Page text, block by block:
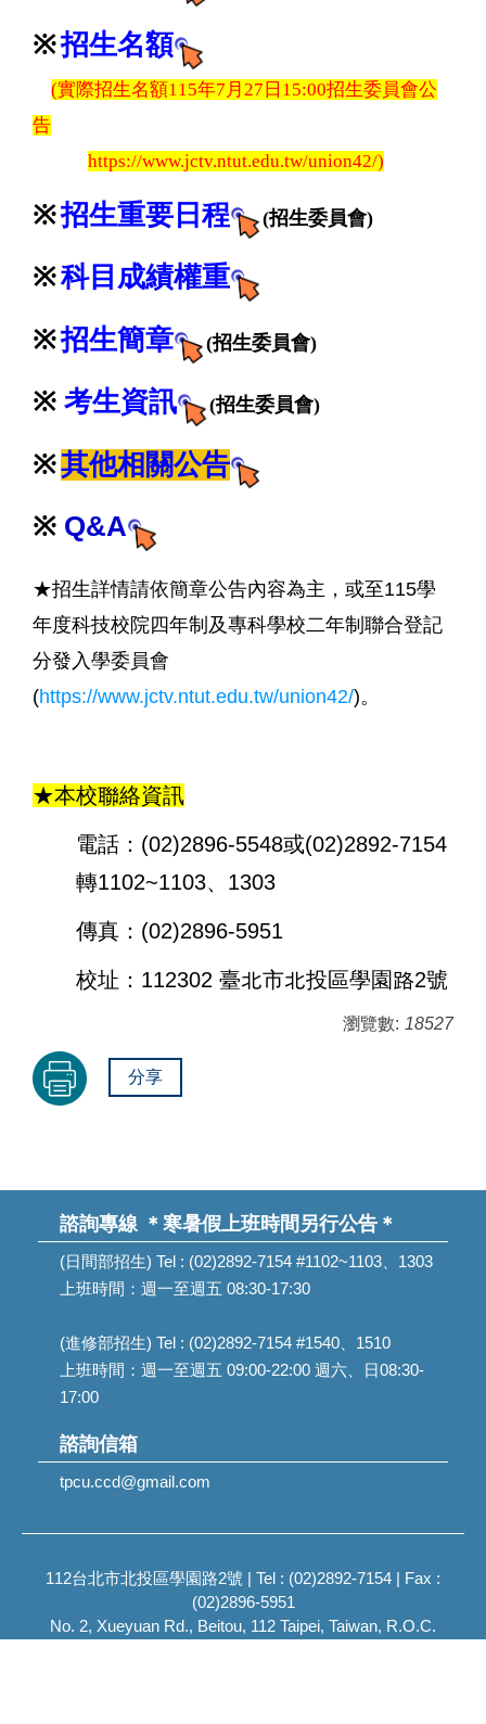
※招生名額
(實際招生名額115年7月27日15:00招生委員會公
告
https://www.jctv.ntut.edu.tw/union42/)
※招生重要日程 (招生委員會)
※科目成績權重
※招生簡章 (招生委員會)
※ 考生資訊 (招生委員會)
※其他相關公告
※ Q&A
★招生詳情請依簡章公告內容為主，或至115學
年度科技校院四年制及專科學校二年制聯合登記
分發入學委員會
(https://www.jctv.ntut.edu.tw/union42/)。
★本校聯絡資訊
電話：(02)2896-5548或(02)2892-7154
轉1102~1103、1303
傳真：(02)2896-5951
校址：112302 臺北市北投區學園路2號
瀏覽數: 18527
分享
諮詢專線 ＊寒暑假上班時間另行公告＊
(日間部招生) Tel : (02)2892-7154 #1102~1103、1303
上班時間：週一至週五 08:30-17:30
(進修部招生) Tel : (02)2892-7154 #1540、1510
上班時間：週一至週五 09:00-22:00 週六、日08:30-
17:00
諮詢信箱
tpcu.ccd@gmail.com
112台北市北投區學園路2號 | Tel : (02)2892-7154 | Fax :
(02)2896-5951
No. 2, Xueyuan Rd., Beitou, 112 Taipei, Taiwan, R.O.C.